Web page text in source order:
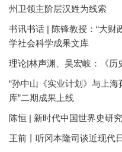
州卫领主阶层汉姓为线索
书讯书话 | 陈锋教授：“大财
学社会科学成果文库
理论|林声渊、吴宏岐：《历
“孙中山《实业计划》与上
库”二期成果上线
陈恒 | 新时代中国世界史研
王前丨听冈本隆司谈近现代